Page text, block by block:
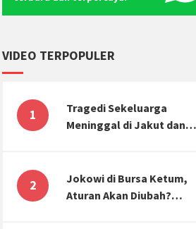
VIDEO TERPOPULER
1
Tragedi Sekeluarga
Meninggal di Jakut dan
Mental-Finansial
2
Jokowi di Bursa Ketum,
Aturan Akan Diubah?